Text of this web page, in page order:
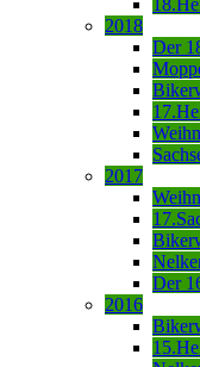
2018
Der
2017
Der
2016